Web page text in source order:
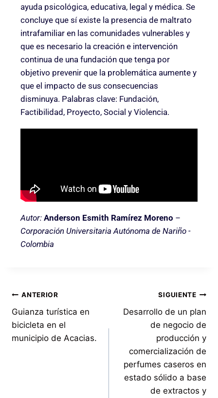
ayuda psicológica, educativa, legal y médica. Se
concluye que sí existe la presencia de maltrato
intrafamiliar en las comunidades vulnerables y
que es necesario la creación e intervención
continua de una fundación que tenga por
objetivo prevenir que la problemática aumente y
que el impacto de sus consecuencias
disminuya. Palabras clave: Fundación,
Factibilidad, Proyecto, Social y Violencia.
Autor: Anderson Esmith Ramírez Moreno –
Corporación Universitaria Autónoma de Nariño -
Colombia
ANTERIOR
Guianza turística en
bicicleta en el
municipio de Acacias.
SIGUIENTE
Desarrollo de un plan
de negocio de
producción y
comercialización de
perfumes caseros en
estado sólido a base
de extractos y